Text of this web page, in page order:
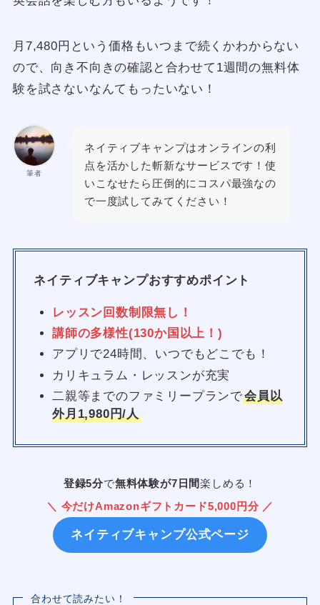
月7,480円という価格もいつまで続くかわからない
ので、向き不向きの確認と合わせて1週間の無料体
験を試さないなんてもったいない！
筆者
ネイティブキャンプはオンラインの利
点を活かした斬新なサービスです！使
いこなせたら圧倒的にコスパ最強なの
で一度試してみてください！
ネイティブキャンプおすすめポイント
レッスン回数制限無し！
講師の多様性(130か国以上！)
アプリで24時間、いつでもどこでも！
カリキュラム・レッスンが充実
二親等までのファミリープランで会員以
外月1,980円/人
登録5分で無料体験が7日間楽しめる！
＼ 今だけAmazonギフトカード5,000円分 ／
ネイティブキャンプ公式ページ
合わせて読みたい！